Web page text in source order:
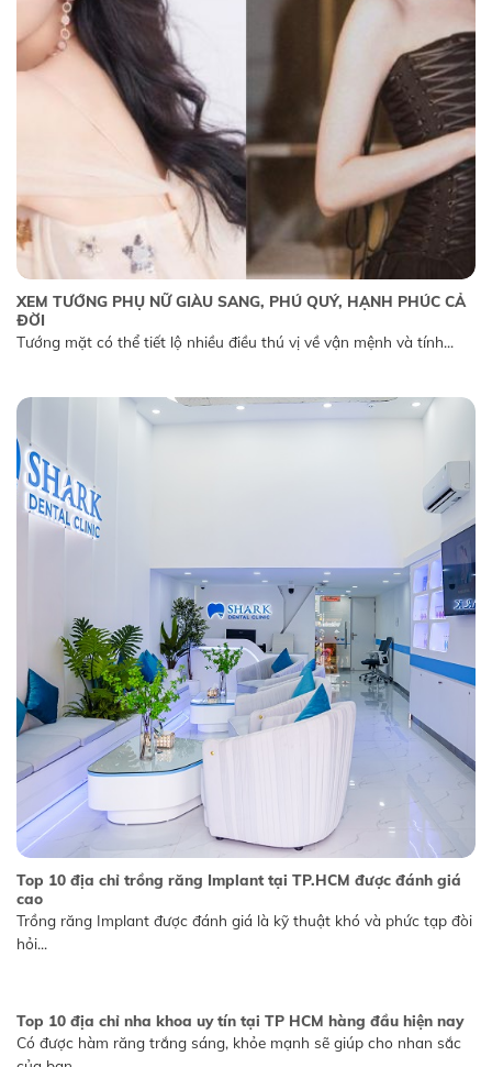
XEM TƯỚNG PHỤ NỮ GIÀU SANG, PHÚ QUÝ, HẠNH PHÚC CẢ
ĐỜI
Tướng mặt có thể tiết lộ nhiều điều thú vị về vận mệnh và tính...
Top 10 địa chỉ trồng răng Implant tại TP.HCM được đánh giá
cao
Trồng răng Implant được đánh giá là kỹ thuật khó và phức tạp đòi
hỏi...
Top 10 địa chỉ nha khoa uy tín tại TP HCM hàng đầu hiện nay
Có được hàm răng trắng sáng, khỏe mạnh sẽ giúp cho nhan sắc